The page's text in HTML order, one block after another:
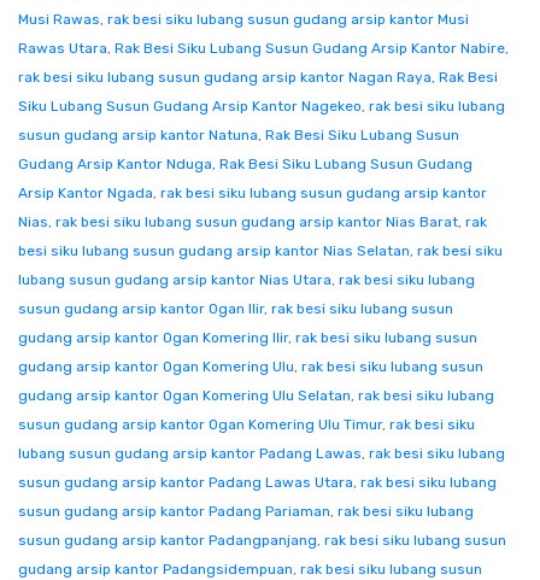
Musi Rawas, rak besi siku lubang susun gudang arsip kantor Musi
Rawas Utara, Rak Besi Siku Lubang Susun Gudang Arsip Kantor Nabire,
rak besi siku lubang susun gudang arsip kantor Nagan Raya, Rak Besi
Siku Lubang Susun Gudang Arsip Kantor Nagekeo, rak besi siku lubang
susun gudang arsip kantor Natuna, Rak Besi Siku Lubang Susun
Gudang Arsip Kantor Nduga, Rak Besi Siku Lubang Susun Gudang
Arsip Kantor Ngada, rak besi siku lubang susun gudang arsip kantor
Nias, rak besi siku lubang susun gudang arsip kantor Nias Barat, rak
besi siku lubang susun gudang arsip kantor Nias Selatan, rak besi siku
lubang susun gudang arsip kantor Nias Utara, rak besi siku lubang
susun gudang arsip kantor Ogan Ilir, rak besi siku lubang susun
gudang arsip kantor Ogan Komering Ilir, rak besi siku lubang susun
gudang arsip kantor Ogan Komering Ulu, rak besi siku lubang susun
gudang arsip kantor Ogan Komering Ulu Selatan, rak besi siku lubang
susun gudang arsip kantor Ogan Komering Ulu Timur, rak besi siku
lubang susun gudang arsip kantor Padang Lawas, rak besi siku lubang
susun gudang arsip kantor Padang Lawas Utara, rak besi siku lubang
susun gudang arsip kantor Padang Pariaman, rak besi siku lubang
susun gudang arsip kantor Padangpanjang, rak besi siku lubang susun
gudang arsip kantor Padangsidempuan, rak besi siku lubang susun